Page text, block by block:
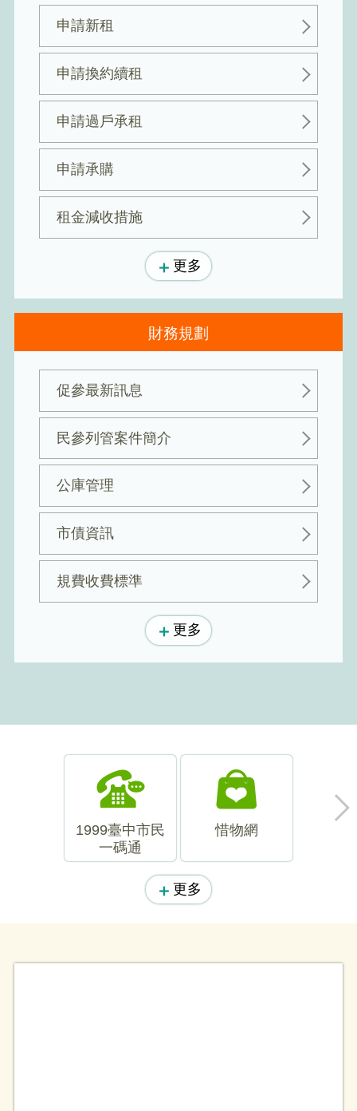
申請新租
申請換約續租
申請過戶承租
申請承購
租金減收措施
更多
財務規劃
促參最新訊息
民參列管案件簡介
公庫管理
市債資訊
規費收費標準
更多
1999臺中市民
一碼通
惜物網
更多